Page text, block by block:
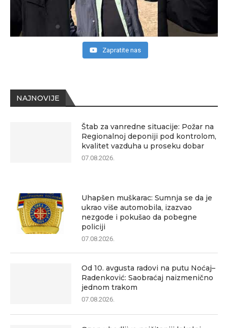
NAJNOVIJE
Štab za vanredne situacije: Požar na
Regionalnoj deponiji pod kontrolom,
kvalitet vazduha u proseku dobar
07.08.2026.
Uhapšen muškarac: Sumnja se da je
ukrao više automobila, izazvao
nezgode i pokušao da pobegne
policiji
07.08.2026.
Od 10. avgusta radovi na putu Noćaj–
Radenković: Saobraćaj naizmenično
jednom trakom
07.08.2026.
Zapratite nas